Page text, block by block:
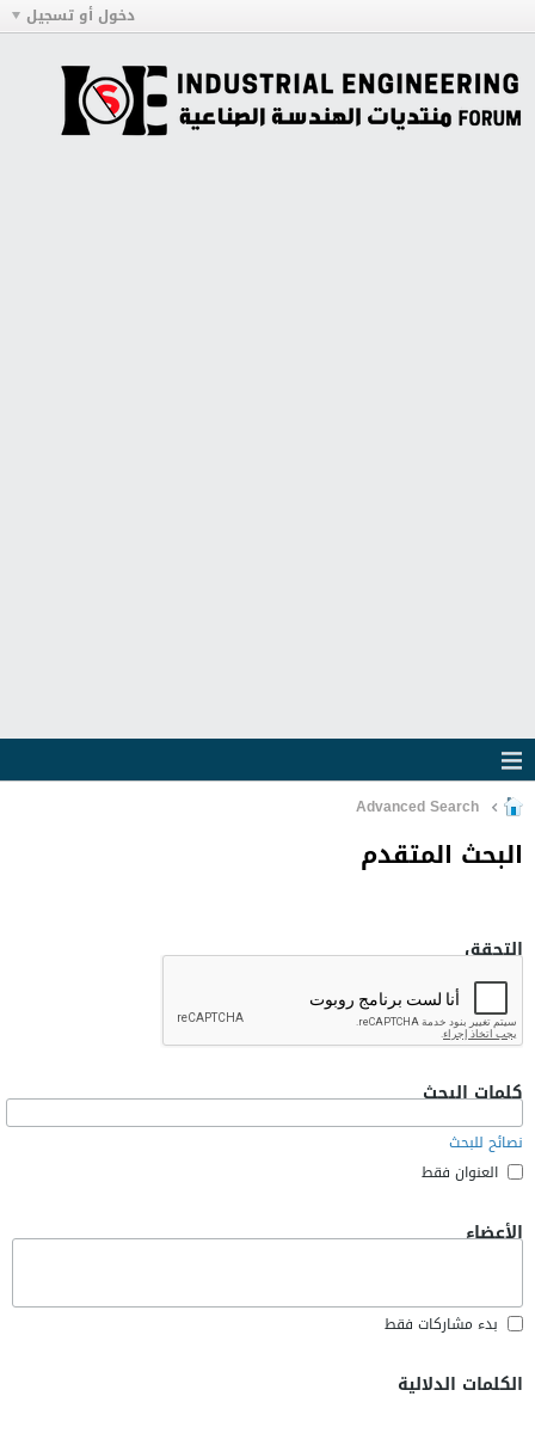
دخول أو تسجيل
البحث المتقدم
التحقق
كلمات البحث
نصائح للبحث
العنوان فقط
الأعضاء
بدء مشاركات فقط
الكلمات الدلالية